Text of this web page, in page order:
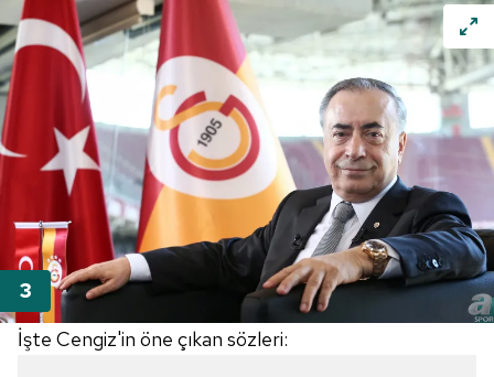
İşte Cengiz'in öne çıkan sözleri: